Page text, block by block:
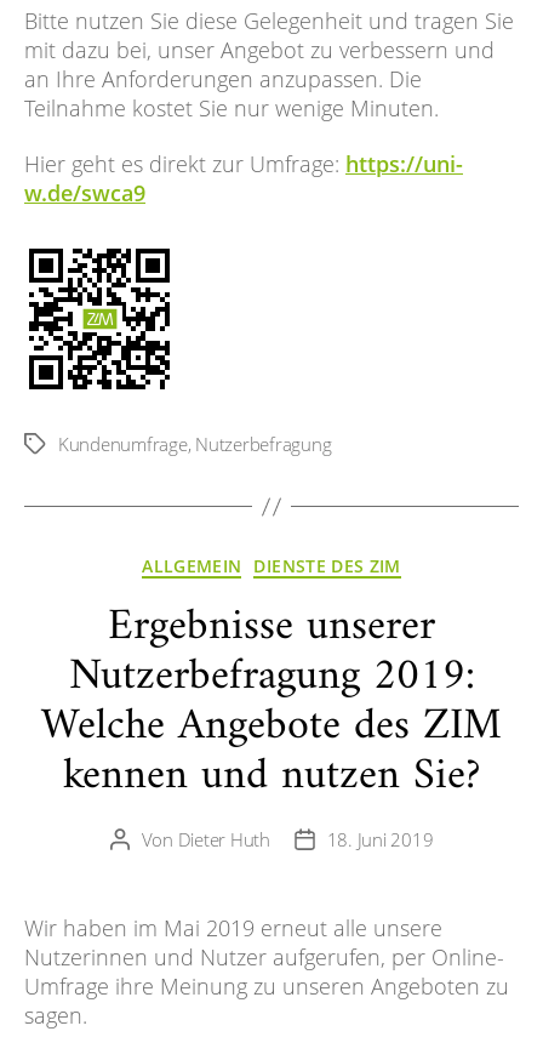
Bitte nutzen Sie diese Gelegenheit und tragen Sie
mit dazu bei, unser Angebot zu verbessern und
an Ihre Anforderungen anzupassen. Die
Teilnahme kostet Sie nur wenige Minuten.
Hier geht es direkt zur Umfrage: https://uni-
w.de/swca9
Schlagwörter
Kundenumfrage, Nutzerbefragung
Kategorien
ALLGEMEIN DIENSTE DES ZIM
Ergebnisse unserer
Nutzerbefragung 2019:
Welche Angebote des ZIM
kennen und nutzen Sie?
Beitragsautor
Von Dieter Huth Veröffentlichungsdatum
18. Juni 2019
Wir haben im Mai 2019 erneut alle unsere
Nutzerinnen und Nutzer aufgerufen, per Online-
Umfrage ihre Meinung zu unseren Angeboten zu
sagen.